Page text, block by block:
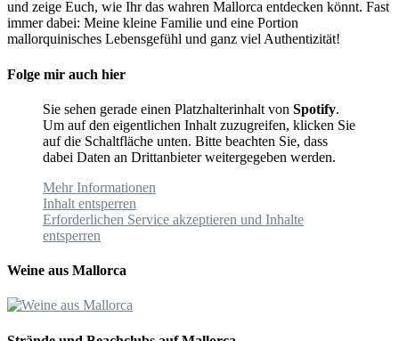
und zeige Euch, wie Ihr das wahren Mallorca entdecken könnt. Fast
immer dabei: Meine kleine Familie und eine Portion
mallorquinisches Lebensgefühl und ganz viel Authentizität!
Folge mir auch hier
Sie sehen gerade einen Platzhalterinhalt von Spotify.
Um auf den eigentlichen Inhalt zuzugreifen, klicken Sie
auf die Schaltfläche unten. Bitte beachten Sie, dass
dabei Daten an Drittanbieter weitergegeben werden.
Mehr Informationen
Inhalt entsperren
Erforderlichen Service akzeptieren und Inhalte
entsperren
Weine aus Mallorca